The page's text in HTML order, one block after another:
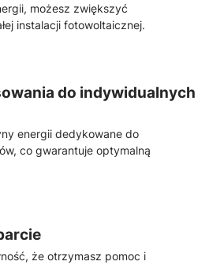
możesz zwiększyć
instalacji fotowoltaicznej.
do indywidualnych
energii dedykowane do
co gwarantuje optymalną
że otrzymasz pomoc i